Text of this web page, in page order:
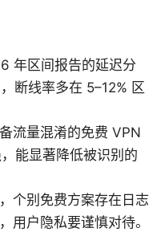
年区间报告的延迟分
断线率多在 5–12% 区
流量混淆的免费 VPN
能显著降低被识别的
个别免费方案存在日志
用户隐私要谨慎对待。